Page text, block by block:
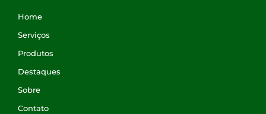
Home
Serviços
Produtos
Destaques
Sobre
Contato